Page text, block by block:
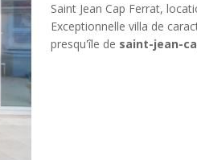
Saint Jean Cap Ferrat,
Exceptionnelle villa de
presqu'île de saint-jean-